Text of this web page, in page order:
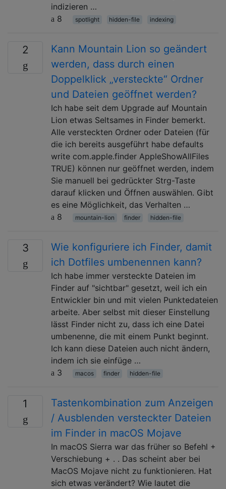
indizieren …
8
spotlight hidden-file indexing
2
Kann Mountain Lion so geändert
werden, dass durch einen
Doppelklick „versteckte“ Ordner
und Dateien geöffnet werden?
Ich habe seit dem Upgrade auf Mountain
Lion etwas Seltsames in Finder bemerkt.
Alle versteckten Ordner oder Dateien (für
die ich bereits ausgeführt habe defaults
write com.apple.finder AppleShowAllFiles
TRUE) können nur geöffnet werden, indem
Sie manuell bei gedrückter Strg-Taste
darauf klicken und Öffnen auswählen. Gibt
es eine Möglichkeit, das Verhalten …
8
mountain-lion finder hidden-file
3
Wie konfiguriere ich Finder, damit
ich Dotfiles umbenennen kann?
Ich habe immer versteckte Dateien im
Finder auf "sichtbar" gesetzt, weil ich ein
Entwickler bin und mit vielen Punktedateien
arbeite. Aber selbst mit dieser Einstellung
lässt Finder nicht zu, dass ich eine Datei
umbenenne, die mit einem Punkt beginnt.
Ich kann diese Dateien auch nicht ändern,
indem ich sie einfüge …
3
macos finder hidden-file
1
Tastenkombination zum Anzeigen
/ Ausblenden versteckter Dateien
im Finder in macOS Mojave
In macOS Sierra war das früher so Befehl +
Verschiebung + . . Das scheint aber bei
MacOS Mojave nicht zu funktionieren. Hat
sich etwas verändert? Wie lautet die